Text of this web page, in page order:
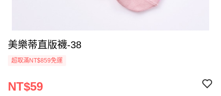
美樂蒂直版襪-38
超取滿NT$859免運
NT$59